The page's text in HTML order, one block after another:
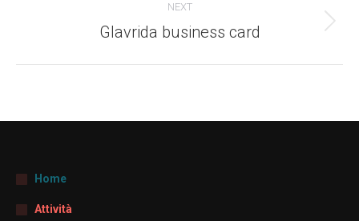
navigation
NEXT
Next
Glavrida business card
Home
Attività